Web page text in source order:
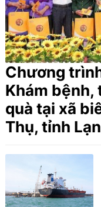
Chương
Khám
quà tại xã
Thụ, tỉnh